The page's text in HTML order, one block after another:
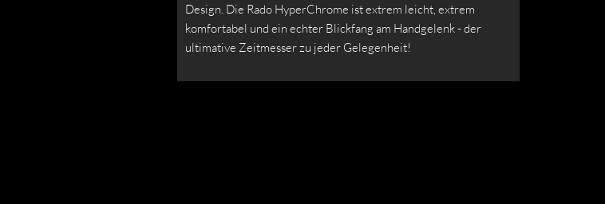
Design. Die Rado HyperChrome ist extrem leicht, extrem
komfortabel und ein echter Blickfang am Handgelenk - der
ultimative Zeitmesser zu jeder Gelegenheit!